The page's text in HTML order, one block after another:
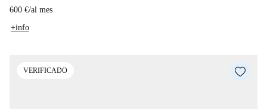
600 €/al mes
+info
VERIFICADO